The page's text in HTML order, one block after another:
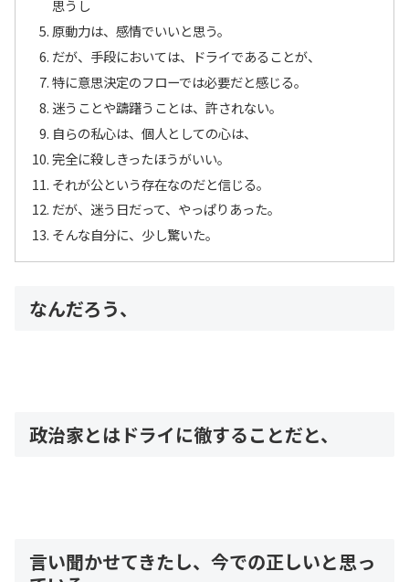
思うし
原動力は、感情でいいと思う。
だが、手段においては、ドライであることが、
特に意思決定のフローでは必要だと感じる。
迷うことや躊躇うことは、許されない。
自らの私心は、個人としての心は、
完全に殺しきったほうがいい。
それが公という存在なのだと信じる。
だが、迷う日だって、やっぱりあった。
そんな自分に、少し驚いた。
なんだろう、
政治家とはドライに徹することだと、
言い聞かせてきたし、今での正しいと思っ